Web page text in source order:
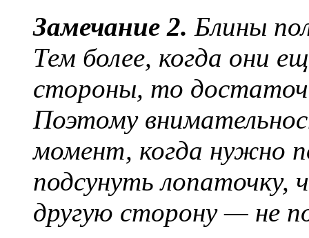
Замечание 2. Блины
Тем более, когда они
стороны, то
Поэтому
момент, когда нужно
подсунуть лопаточку,
другую сторону — не